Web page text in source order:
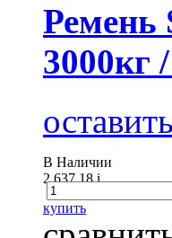
Ремень
3000кг
В Наличии
2 637.18i
купить